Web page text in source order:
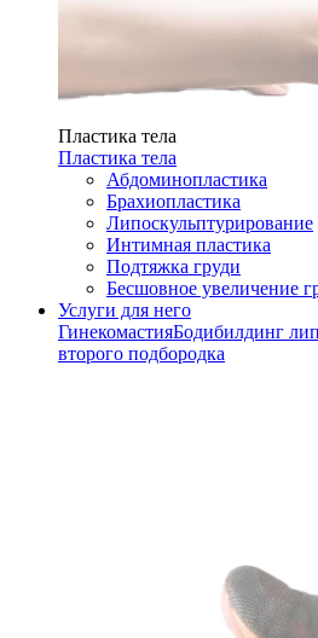
Пластика тела
Пластика тела
Абдоминопластика
Брахиопластика
Липоскульптурирование
Интимная пластика
Подтяжка груди
Бесшовное увеличение
Услуги для него
ГинекомастияБодибилдинг
второго подбородка